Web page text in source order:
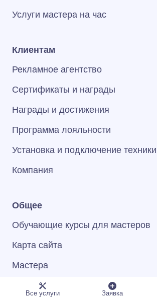
Услуги мастера на час
Клиентам
Рекламное агентство
Сертификаты и награды
Награды и достижения
Программа лояльности
Установка и подключение техники
Компания
Общее
Обучающие курсы для мастеров
Карта сайта
Мастера
Контакты
Все услуги Заявка